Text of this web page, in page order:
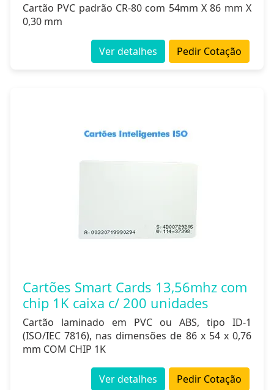
Cartão PVC padrão CR-80 com 54mm X 86 mm X
0,30 mm
Pedir Cotação
Ver detalhes
Cartões Smart Cards 13,56mhz com
chip 1K caixa c/ 200 unidades
Cartão laminado em PVC ou ABS, tipo ID-1
(ISO/IEC 7816), nas dimensões de 86 x 54 x 0,76
mm COM CHIP 1K
Pedir Cotação
Ver detalhes